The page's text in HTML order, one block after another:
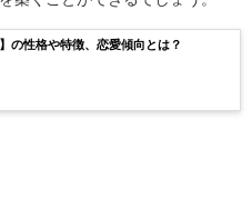
の性格や特徴、恋愛傾向とは？